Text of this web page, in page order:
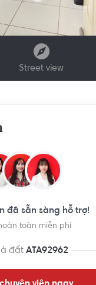
Street view
đã sẵn sàng hỗ trợ!
toàn miễn phí
đất ATA92962